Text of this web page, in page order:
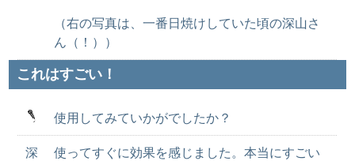
（右の写真は、一番日焼けしていた頃の深山さ
ん（！））
これはすごい！
使用してみていかがでしたか？
深
使ってすぐに効果を感じました。本当にすごい